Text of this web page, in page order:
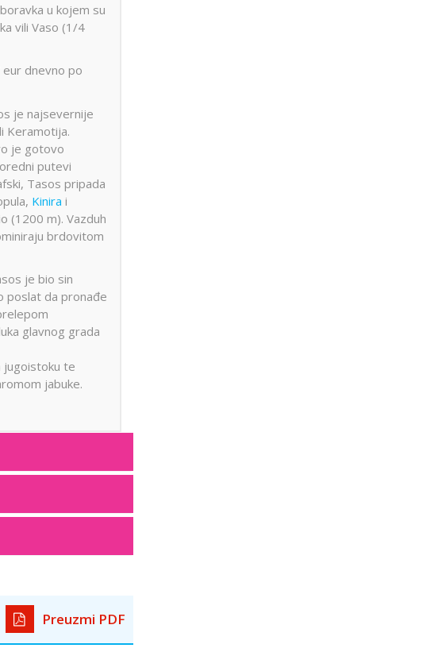
u kojem su
vili Vaso (1/4
eur dnevno po
je najsevernije
Keramotija.
je gotovo
putevi
Tasos pripada
Kinira i
(1200 m). Vazduh
brdovitom
je bio sin
poslat da pronađe
glavnog grada
jugoistoku te
jabuke.
Preuzmi PDF